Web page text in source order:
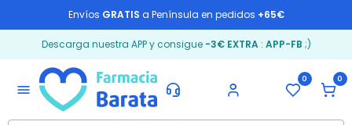
Envíos GRATIS a Península en pedidos +65€
Descarga nuestra APP y consigue -3€ EXTRA: APP-FB ;)
menu
0 0